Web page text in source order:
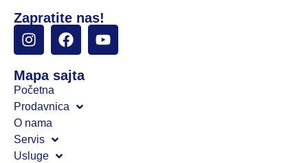
Zapratite nas!
Mapa sajta
Početna
Prodavnica
O nama
Servis
Usluge